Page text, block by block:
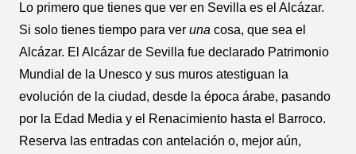
Lo primero que tienes que ver en Sevilla es el Alcázar.
Si solo tienes tiempo para ver una cosa, que sea el
Alcázar. El Alcázar de Sevilla fue declarado Patrimonio
Mundial de la Unesco y sus muros atestiguan la
evolución de la ciudad, desde la época árabe, pasando
por la Edad Media y el Renacimiento hasta el Barroco.
Reserva las entradas con antelación o, mejor aún,